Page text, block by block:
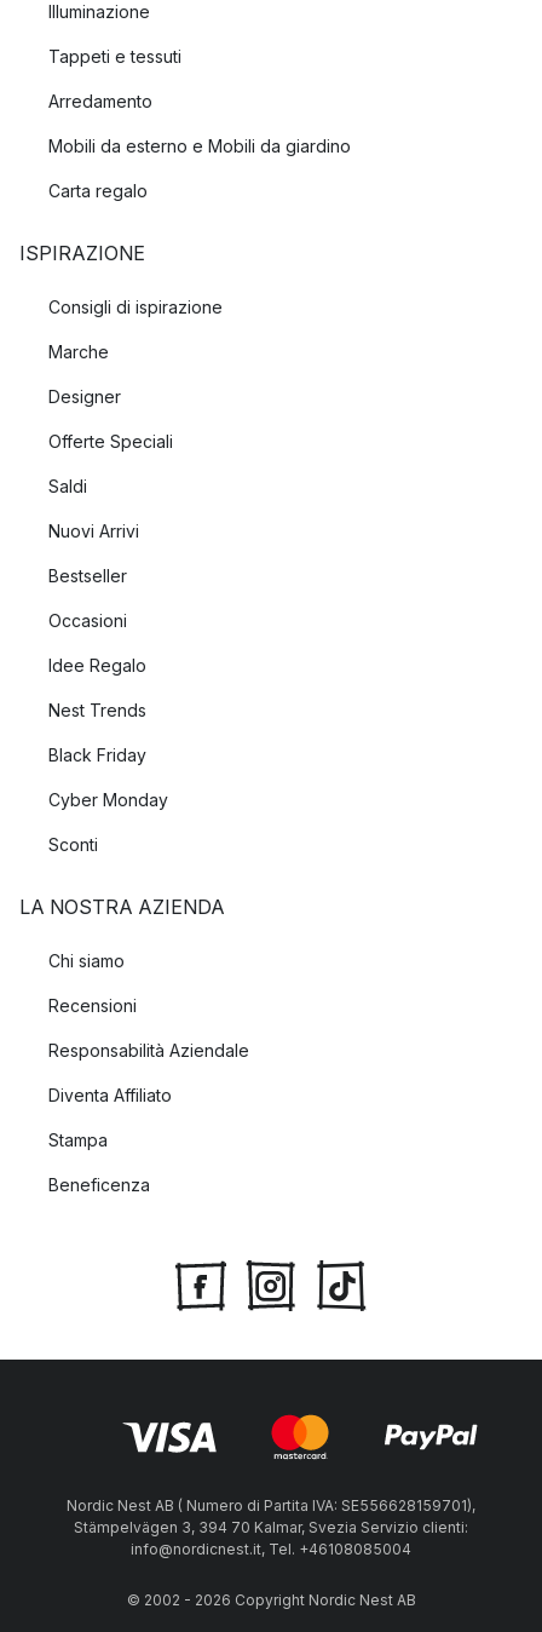
Illuminazione
Tappeti e tessuti
Arredamento
Mobili da esterno e Mobili da giardino
Carta regalo
ISPIRAZIONE
Consigli di ispirazione
Marche
Designer
Offerte Speciali
Saldi
Nuovi Arrivi
Bestseller
Occasioni
Idee Regalo
Nest Trends
Black Friday
Cyber Monday
Sconti
LA NOSTRA AZIENDA
Chi siamo
Recensioni
Responsabilità Aziendale
Diventa Affiliato
Stampa
Beneficenza
Nordic Nest AB ( Numero di Partita IVA: SE556628159701),
Stämpelvägen 3, 394 70 Kalmar, Svezia Servizio clienti:
info@nordicnest.it, Tel. +46108085004
© 2002 - 2026 Copyright Nordic Nest AB